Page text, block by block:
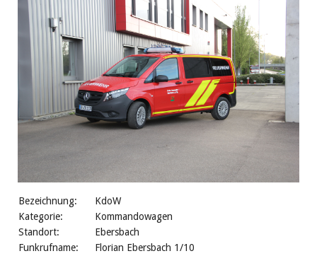
Bezeichnung:
KdoW
Kategorie:
Kommandowagen
Standort:
Ebersbach
Funkrufname:
Florian Ebersbach 1/10